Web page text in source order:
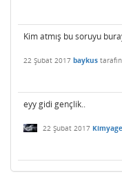
Kim atmış bu soruyu
22 Şubat 2017 baykus
eyy gidi gençlik..
22 Şubat 2017